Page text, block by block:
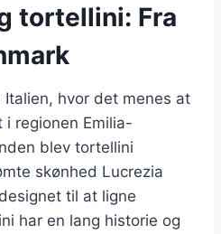
tortellini: Fra
hvor det menes at
regionen Emilia-
blev tortellini
skønhed Lucrezia
til at ligne
har en lang historie og